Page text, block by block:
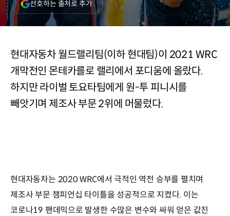
선호하는 출처로 추가(새
창
열림)
현대자동차 월드랠리팀(이하 현대팀)이 2021 WRC
개막전인 몬테카를로 랠리에서 포디움에 올랐다.
하지만 라이벌 토요타팀에게 원-투 피니시를
빼앗기며 제조사 부문 2위에 머물렀다.
현대자동차는 2020 WRC에서 극적인 역전 승부를 펼치며
제조사 부문 챔피언십 타이틀을 성공적으로 지켰다. 이는
코로나19 팬데믹으로 발생한 수많은 변수와 싸워 얻은 값진